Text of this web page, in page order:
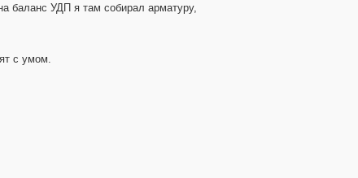
баланс УДП я там собирал арматуру,
с умом.